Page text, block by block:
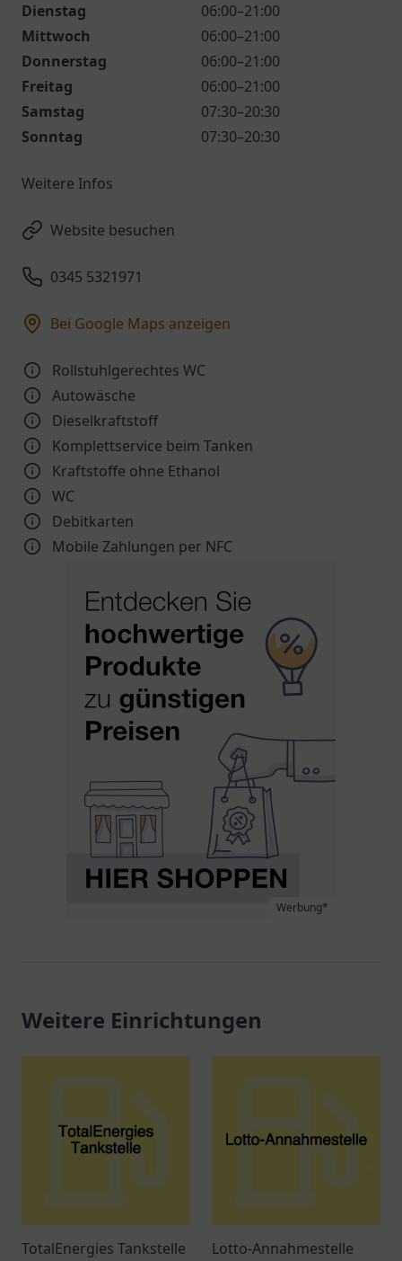
Dienstag
06:00–21:00
Mittwoch
06:00–21:00
Donnerstag
06:00–21:00
Freitag
06:00–21:00
Samstag
07:30–20:30
Sonntag
07:30–20:30
Weitere Infos
Website besuchen
0345 5321971
Bei Google Maps anzeigen
Rollstuhlgerechtes WC
Autowäsche
Dieselkraftstoff
Komplettservice beim Tanken
Kraftstoffe ohne Ethanol
WC
Debitkarten
Mobile Zahlungen per NFC
Werbung*
Weitere Einrichtungen
TotalEnergies Tankstelle Lotto-Annahmestelle